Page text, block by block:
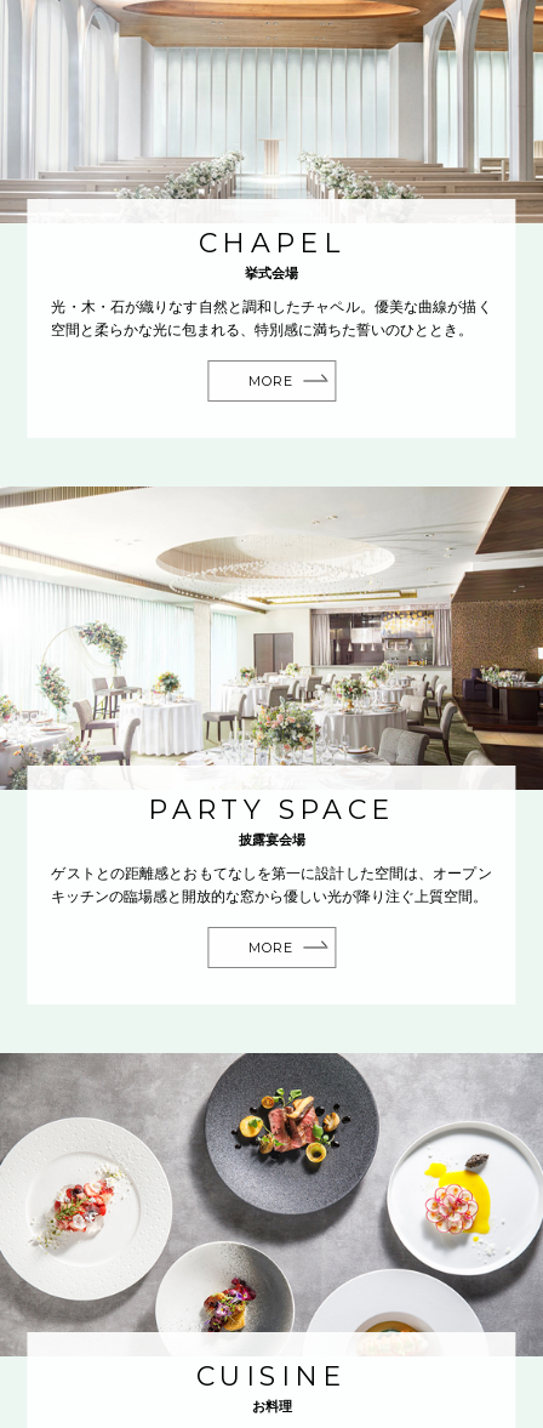
CHAPEL
挙式会場
光・木・石が織りなす自然と調和したチャペル。優美な曲線が描く
空間と柔らかな光に包まれる、特別感に満ちた誓いのひととき。
MORE
PARTY SPACE
披露宴会場
ゲストとの距離感とおもてなしを第一に設計した空間は、オープン
キッチンの臨場感と開放的な窓から優しい光が降り注ぐ上質空間。
MORE
CUISINE
お料理